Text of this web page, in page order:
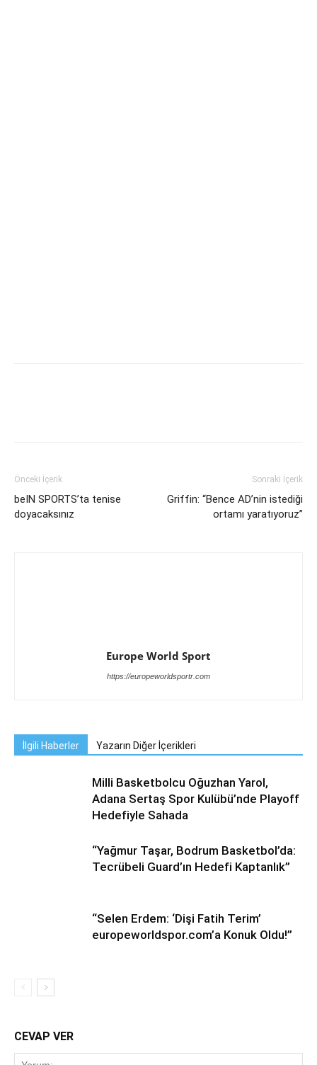
Önceki İçerik
beIN SPORTS’ta tenise
doyacaksınız
Sonraki İçerik
Griffin: “Bence AD’nin istediği
ortamı yaratıyoruz”
Europe World Sport
https://europeworldsportr.com
İlgili Haberler Yazarın Diğer İçerikleri
Milli Basketbolcu Oğuzhan Yarol,
Adana Sertaş Spor Kulübü’nde Playoff
Hedefiyle Sahada
“Yağmur Taşar, Bodrum Basketbol’da:
Tecrübeli Guard’ın Hedefi Kaptanlık”
“Selen Erdem: ‘Dişi Fatih Terim’
europeworldspor.com’a Konuk Oldu!”
CEVAP VER